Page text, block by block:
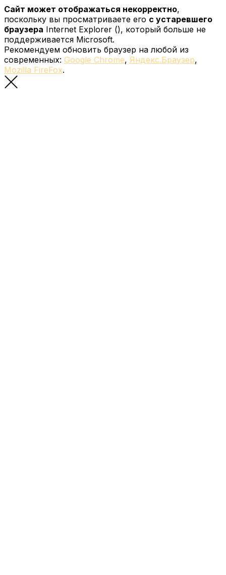
Сайт может отображаться некорректно,
поскольку вы просматриваете его с устаревшего
браузера Internet Explorer (), который больше не
поддерживается Microsoft.
Рекомендуем обновить браузер на любой из
современных: Google Chrome, Яндекс.Браузер,
Mozilla FireFox.